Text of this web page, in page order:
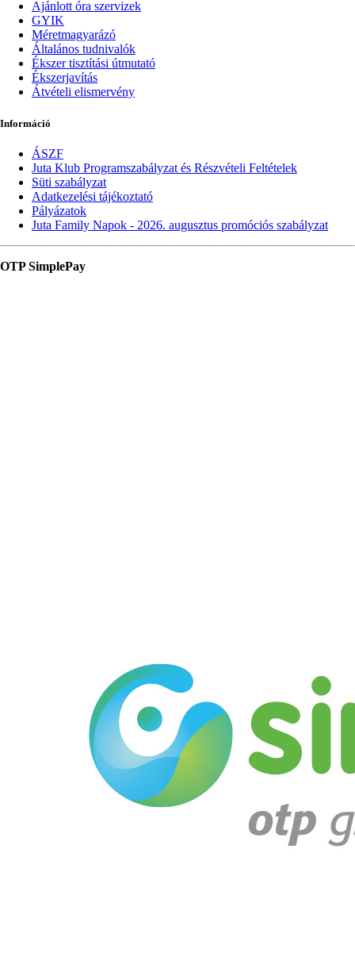
Ajánlott óra szervizek
GYIK
Méretmagyarázó
Általános tudnivalók
Ékszer tisztítási útmutató
Ékszerjavítás
Átvételi elismervény
Információ
ÁSZF
Juta Klub Programszabályzat és Részvételi Feltételek
Süti szabályzat
Adatkezelési tájékoztató
Pályázatok
Juta Family Napok - 2026. augusztus promóciós szabályzat
OTP SimplePay